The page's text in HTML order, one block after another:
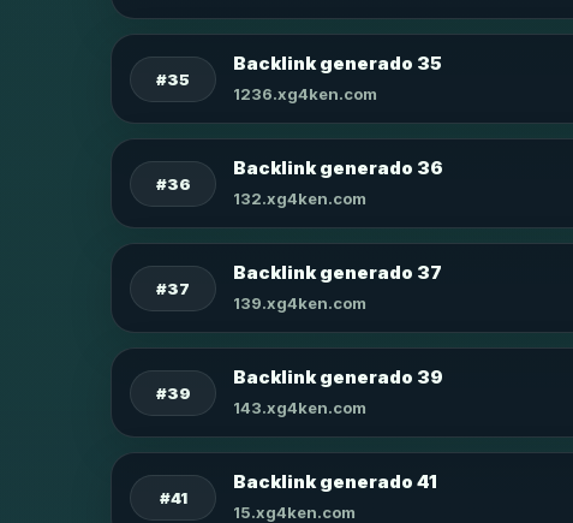
#35
Backlink generado 35
1236.xg4ken.com
#36
Backlink generado 36
132.xg4ken.com
#37
Backlink generado 37
139.xg4ken.com
#39
Backlink generado 39
143.xg4ken.com
#41
Backlink generado 41
15.xg4ken.com